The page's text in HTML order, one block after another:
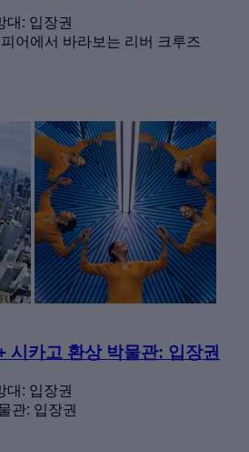
대: 입장권
어에서 바라보는 리버 크루즈
시카고 환상 박물관: 입장권
대: 입장권
관: 입장권